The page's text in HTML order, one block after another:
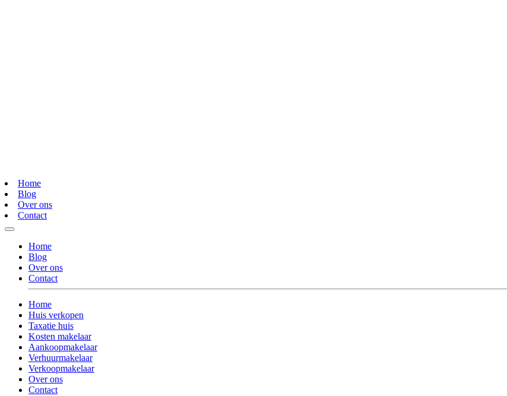
Home
Blog
Over ons
Contact
Home
Blog
Over ons
Contact
Home
Huis verkopen
Taxatie huis
Kosten makelaar
Aankoopmakelaar
Verhuurmakelaar
Verkoopmakelaar
Over ons
Contact